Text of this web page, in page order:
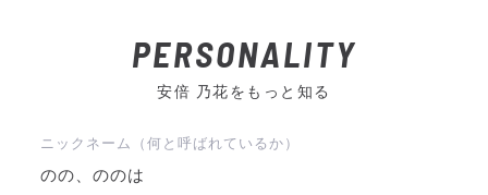
PERSONALITY
安倍 乃花をもっと知る
ニックネーム（何と呼ばれているか）
のの、ののは